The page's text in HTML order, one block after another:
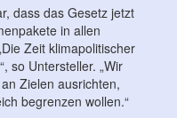
dass das Gesetz jetzt
in allen
Zeit klimapolitischer
so Untersteller. „Wir
Zielen ausrichten,
begrenzen wollen.“